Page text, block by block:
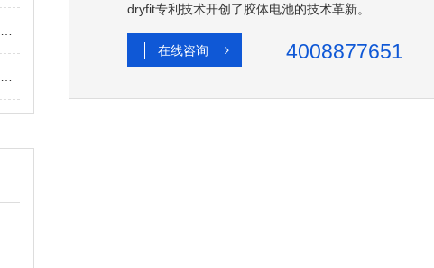
dryfit专利技术开创了胶体电池的技术革新。
在线咨询 4008877651